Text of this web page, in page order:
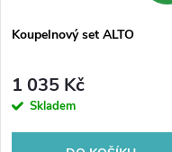
Koupelnový set ALTO
1 035 Kč
Skladem